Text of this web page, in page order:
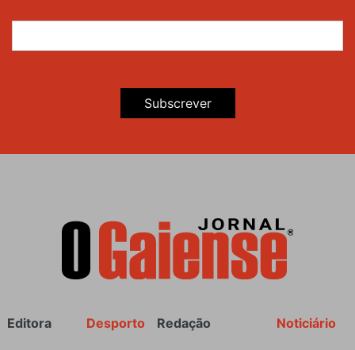
Subscrever
Rodapé Noticiário
Redação
Desporto
Editora